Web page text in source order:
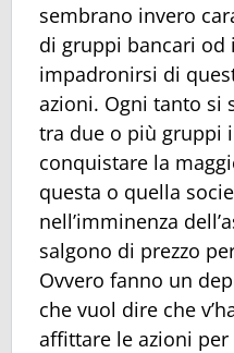
sembrano invero
di gruppi bancari od
impadronirsi di
azioni. Ogni tanto si
tra due o più gruppi
conquistare la
questa o quella
nell’imminenza
salgono di prezzo
Ovvero fanno un
che vuol dire che
affittare le azioni